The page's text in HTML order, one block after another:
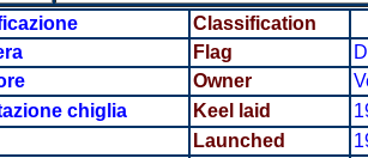
Classification
Flag
Owner
chiglia
Keel laid
Launched